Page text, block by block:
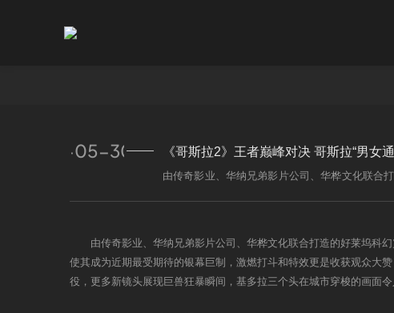
《哥斯拉2》王者巅峰对决 哥斯拉“男女
2019-05-30 00:00:00
由传奇影业、华纳兄弟影片公司、华桦文化联合
票票8.9的高分，使其成为近期最受期待的银幕巨
比影院、杜比全景声等制式上映，预售已开启。
由传奇影业、华纳兄弟影片公司、华桦文化联合打造的好莱坞科
使其成为近期最受期待的银幕巨制，激燃打斗和特效更是收获观众大
役，更多新镜头展现巨兽狂暴瞬间，基多拉三个头在城市穿梭的画面